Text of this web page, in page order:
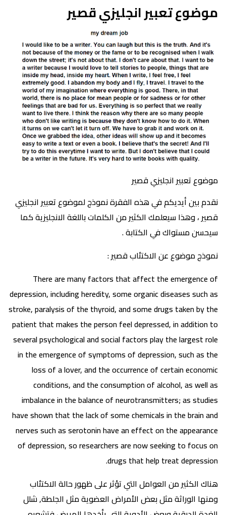
موضوع تعبير انجليزي قصير
موضوع تعبير انجليزي قصير
نقدم بين أيديكم في هذه الفقرة نموذج لموضوع تعبير انجليزي
قصير ، وهذا سيعلمك الكثير من الكلمات باللغة الانجليزية كما
سيحسن مستواك في الكتابة .
نموذج موضوع عن الاكتئاب قصير :
There are many factors that affect the emergence of
depression, including heredity, some organic diseases such as
stroke, paralysis of the thyroid, and some drugs taken by the
patient that makes the person feel depressed, in addition to
several psychological and social factors play the largest role
in the emergence of symptoms of depression, such as the
loss of a lover, and the occurrence of certain economic
conditions, and the consumption of alcohol, as well as
imbalance in the balance of neurotransmitters; as studies
have shown that the lack of some chemicals in the brain and
nerves such as serotonin have an effect on the appearance
of depression, so researchers are now seeking to focus on
drugs that help treat depression.
هناك الكثير من العوامل التي تؤثر على ظهور حالة الاكتئاب
ومنها الوراثة مثل بعض الأمراض العضوية مثل الجلطة, شلل